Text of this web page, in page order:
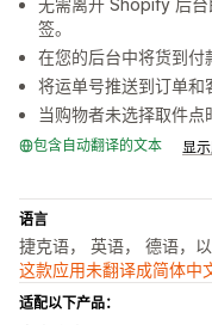
无需离开 Shopify 后
签。
在您的后台中将货到付
将运单号推送到订单和
当购物者未选择取件点
包含自动翻译的文本 显
语言
捷克语， 英语， 德语，
这款应用未翻译成简体中
适配以下产品：